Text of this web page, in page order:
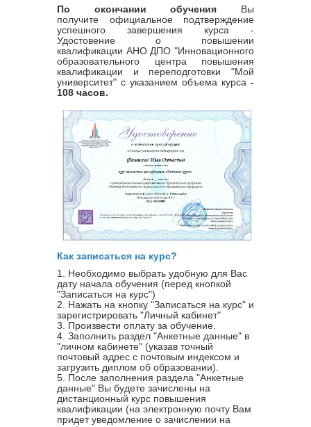
По окончании обучения Вы
получите официальное подтверждение
успешного завершения курса -
Удостовение о повышении
квалификации АНО ДПО "Инновационного
образовательного центра повышения
квалификации и переподготовки "Мой
университет" с указанием объема курса -
108 часов.
Как записаться на курс?
1. Необходимо выбрать удобную для Вас
дату начала обучения (перед кнопкой
"Записаться на курс")
2. Нажать на кнопку "Записаться на курс" и
зарегистрировать "Личный кабинет"
3. Произвести оплату за обучение.
4. Заполнить раздел "Анкетные данные" в
"личном кабинете" (указав точный
почтовый адрес с почтовым индексом и
загрузить диплом об образовании).
5. После заполнения раздела "Анкетные
данные" Вы будете зачислены на
дистанционный курс повышения
квалификации (на электронную почту Вам
придет уведомление о зачислении на